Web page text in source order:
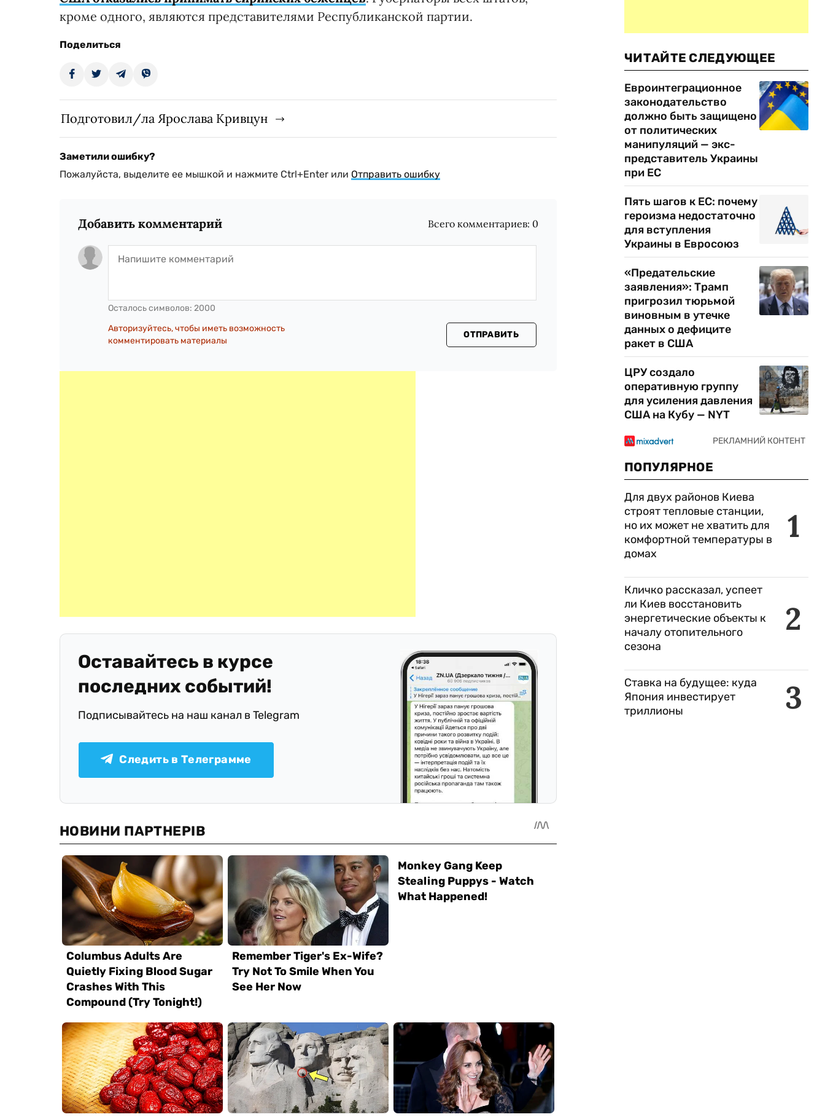
кроме одного, являются представителями Республиканской партии.
Поделиться
Подготовил/ла Ярослава Кривцун
Заметили ошибку?
Пожалуйста, выделите ее мышкой и нажмите Ctrl+Enter или Отправить ошибку
Добавить комментарий Всего комментариев: 0
Осталось символов: 2000
Авторизуйтесь, чтобы иметь возможность
комментировать материалы
ОТПРАВИТЬ
Оставайтесь в курсе
последних событий!
Подписывайтесь на наш канал в Telegram
Следить в Телеграмме
ЧИТАЙТЕ СЛЕДУЮЩЕЕ
Евроинтеграционное
законодательство
должно быть защищено
от политических
манипуляций — экс-
представитель Украины
при ЕС
Пять шагов к ЕС: почему
героизма недостаточно
для вступления
Украины в Евросоюз
«Предательские
заявления»: Трамп
пригрозил тюрьмой
виновным в утечке
данных о дефиците
ракет в США
ЦРУ создало
оперативную группу
для усиления давления
США на Кубу — NYT
ПОПУЛЯРНОЕ
1
Для двух районов Киева
строят тепловые станции,
но их может не хватить для
комфортной температуры в
домах
2
Кличко рассказал, успеет
ли Киев восстановить
энергетические объекты к
началу отопительного
сезона
3
Ставка на будущее: куда
Япония инвестирует
триллионы